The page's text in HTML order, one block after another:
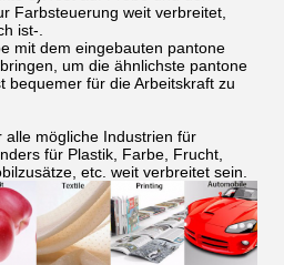
Farbsteuerung weit verbreitet,
ist-.
mit dem eingebauten pantone
um die ähnlichste pantone
bequemer für die Arbeitskraft zu
alle mögliche Industrien für
für Plastik, Farbe, Frucht,
etc. weit verbreitet sein.